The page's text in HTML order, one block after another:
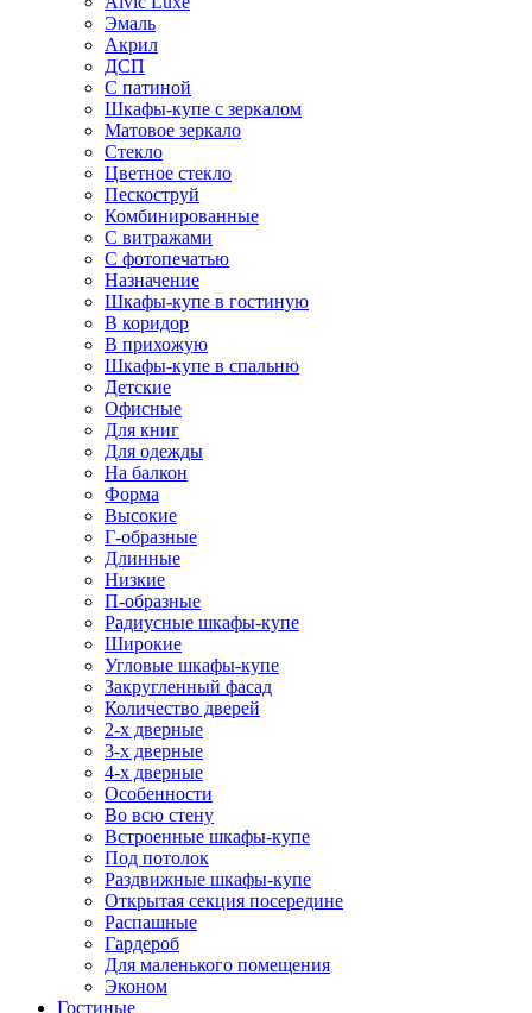
Эмаль
Акрил
ДСП
С патиной
Шкафы-купе с зеркалом
Матовое зеркало
Стекло
Цветное стекло
Пескоструй
Комбинированные
С витражами
С фотопечатью
Назначение
Шкафы-купе в гостиную
В коридор
В прихожую
Шкафы-купе в спальню
Детские
Офисные
Для книг
Для одежды
На балкон
Форма
Высокие
Г-образные
Длинные
Низкие
П-образные
Радиусные шкафы-купе
Широкие
Угловые шкафы-купе
Закругленный фасад
Количество дверей
2-х дверные
3-х дверные
4-х дверные
Особенности
Во всю стену
Встроенные шкафы-купе
Под потолок
Раздвижные шкафы-купе
Открытая секция посередине
Распашные
Гардероб
Для маленького помещения
Эконом
Гостиные